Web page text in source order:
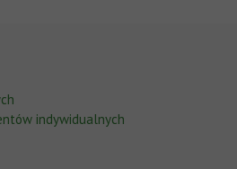
indywidualnych